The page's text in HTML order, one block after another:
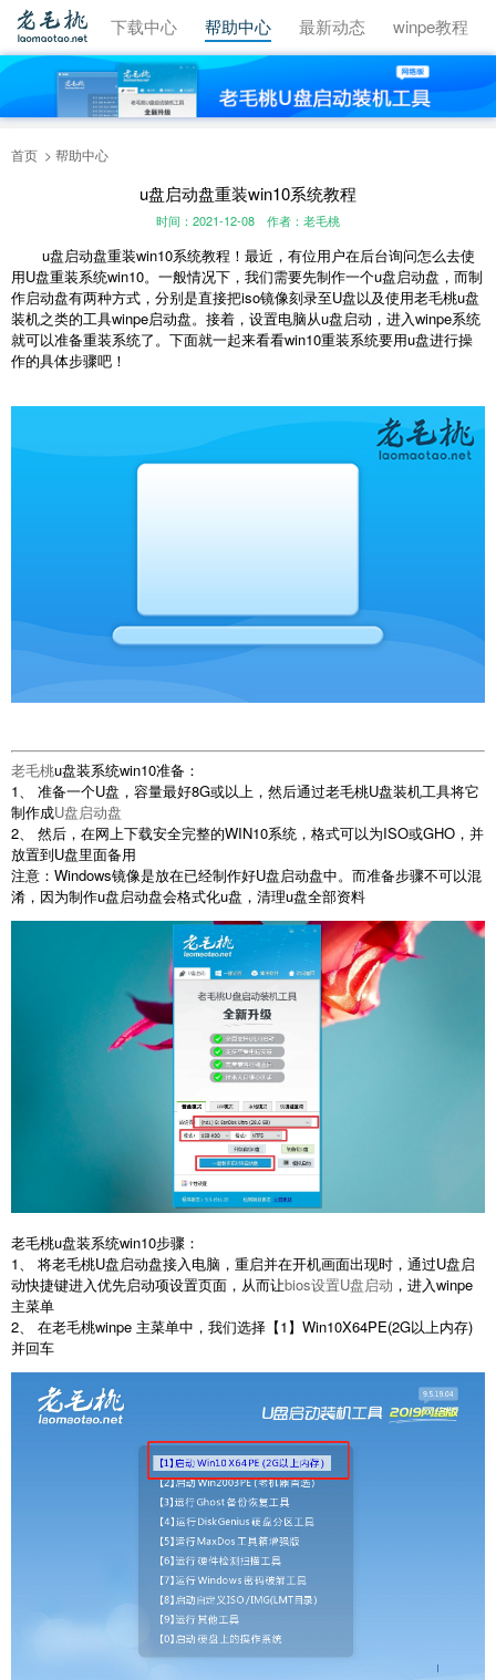
视频教程 下载中心 帮助中心 最新动态 winpe教程
首页 帮助中心
u盘启动盘重装win10系统教程
时间：2021-12-08 作者：老毛桃
u盘启动盘重装win10系统教程！最近，有位用户在后台询问怎么去使
用U盘重装系统win10。一般情况下，我们需要先制作一个u盘启动盘，而制
作启动盘有两种方式，分别是直接把iso镜像刻录至U盘以及使用老毛桃u盘
装机之类的工具winpe启动盘。接着，设置电脑从u盘启动，进入winpe系统
就可以准备重装系统了。下面就一起来看看win10重装系统要用u盘进行操
作的具体步骤吧！
老毛桃u盘装系统win10准备：
1、 准备一个U盘，容量最好8G或以上，然后通过老毛桃U盘装机工具将它
制作成U盘启动盘
2、 然后，在网上下载安全完整的WIN10系统，格式可以为ISO或GHO，并
放置到U盘里面备用
注意：Windows镜像是放在已经制作好U盘启动盘中。而准备步骤不可以混
淆，因为制作u盘启动盘会格式化u盘，清理u盘全部资料
老毛桃u盘装系统win10步骤：
1、 将老毛桃U盘启动盘接入电脑，重启并在开机画面出现时，通过U盘启
动快捷键进入优先启动项设置页面，从而让bios设置U盘启动 ，进入winpe
主菜单
2、 在老毛桃winpe 主菜单中，我们选择【1】Win10X64PE(2G以上内存)
并回车